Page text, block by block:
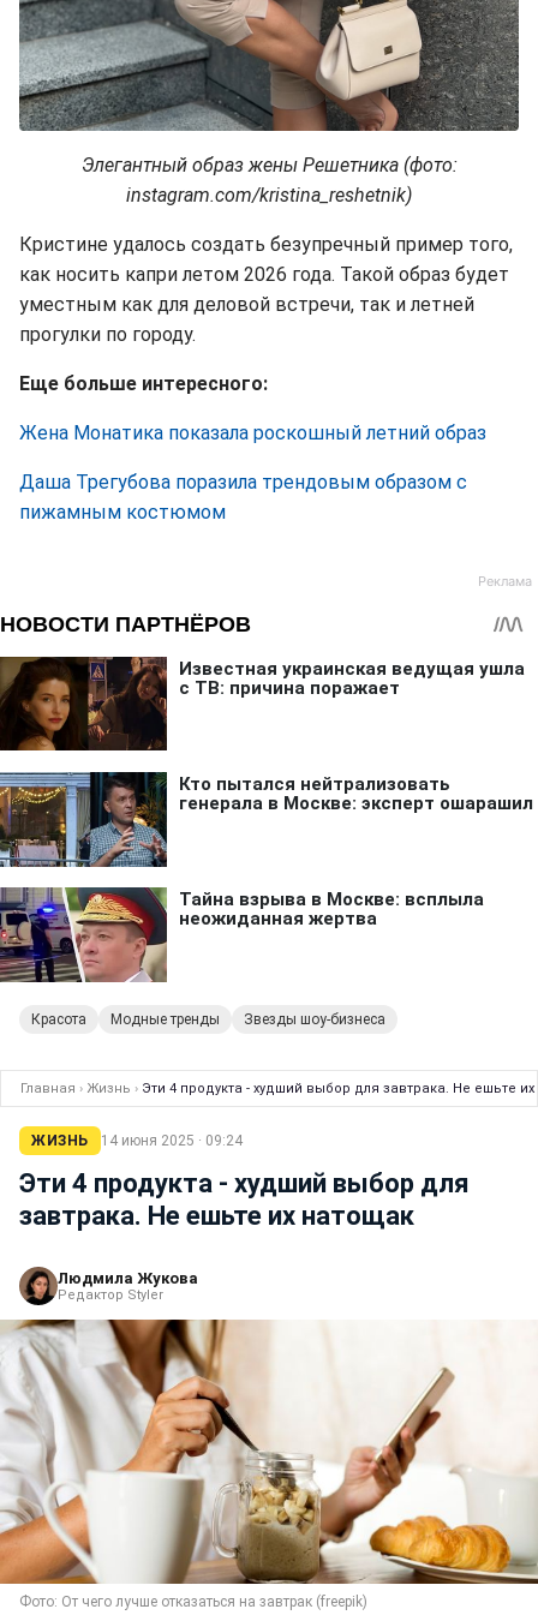
Элегантный образ жены Решетника (фото:
instagram.com/kristina_reshetnik)
Кристине удалось создать безупречный пример того,
как носить капри летом 2026 года. Такой образ будет
уместным как для деловой встречи, так и летней
прогулки по городу.
Еще больше интересного:
Жена Монатика показала роскошный летний образ
Даша Трегубова поразила трендовым образом с
пижамным костюмом
Красота Модные тренды Звезды шоу-бизнеса
Главная › Жизнь › Эти 4 продукта - худший выбор для завтрака. Не ешьте
ЖИЗНЬ 14 июня 2025 · 09:24
Эти 4 продукта - худший выбор для
завтрака. Не ешьте их натощак
Людмила Жукова
Редактор Styler
Фото: От чего лучше отказаться на завтрак (freepik)